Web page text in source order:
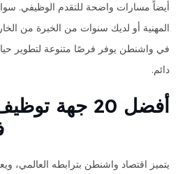
أيضاً مسارات واضحة للتقدم الوظيفي.
المهنية أو لديك سنوات من الخبرة من
في واشنطن يوفر فرصًا متنوعة لتطوير
دائم.
أفضل 20 جهة
يتميز اقتصاد واشنطن بترابطه العالمي،